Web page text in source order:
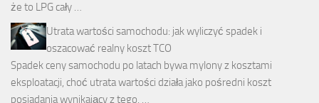
że to LPG cały …
Utrata wartości samochodu: jak wyliczyć spadek i
oszacować realny koszt TCO
Spadek ceny samochodu po latach bywa mylony z kosztami
eksploatacji, choć utrata wartości działa jako pośredni koszt
posiadania wynikający z tego, …